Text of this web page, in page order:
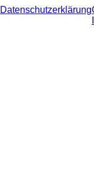
Datenschutzerklärung